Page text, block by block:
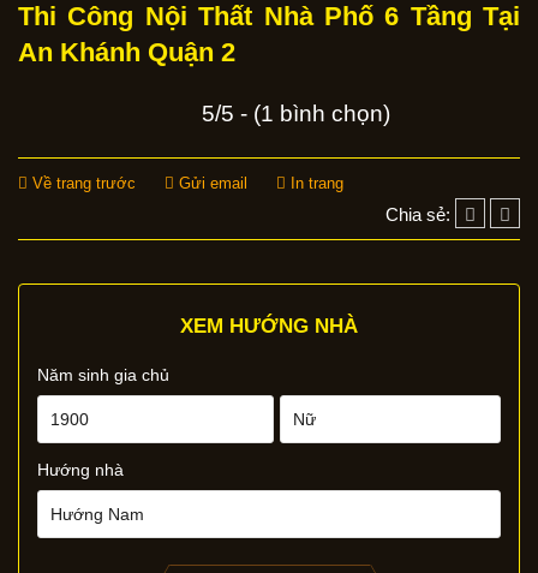
Thi Công Nội Thất Nhà Phố 6 Tầng Tại
An Khánh Quận 2
5/5 - (1 bình chọn)
Về trang trước Gửi email In trang
Chia sẻ:
XEM HƯỚNG NHÀ
Năm sinh gia chủ
Hướng nhà